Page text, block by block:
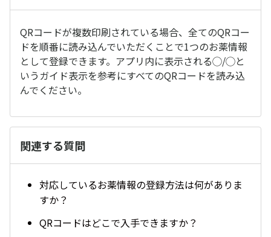
QRコードが複数印刷されている場合、全てのQRコー
ドを順番に読み込んでいただくことで1つのお薬情報
として登録できます。アプリ内に表示される◯/◯と
いうガイド表示を参考にすべてのQRコードを読み込
んでください。
関連する質問
対応しているお薬情報の登録方法は何がありま
すか？
QRコードはどこで入手できますか？